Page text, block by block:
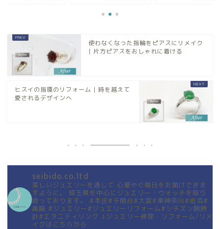
使わなくなった指輪をピアスにリメイク
| 片方ピアスをおしゃれに着ける
ヒスイの指環のリフォーム | 時を越えて
愛されるデザインへ
seibido.co.ltd
美しいジュエリーを通して 心華やぐ毎日をお届けできま
すように。
埼玉県を中心にジュエリー・ウォッチを取り
扱っております。
#本庄#千間台#大宮#東神奈川#追浜#
高崎 #ジュエリー#ジュエリーリフォーム#シチズン腕時
計#エタニティリング ↓ジュエリー修理・リフォーム/リメ
イクはこちらから